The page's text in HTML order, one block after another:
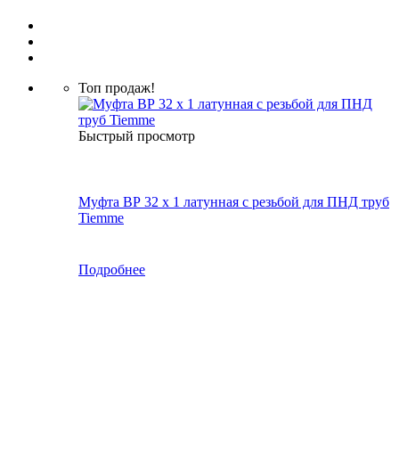
Топ продаж!
Быстрый просмотр
Муфта ВР 32 х 1 латунная с резьбой для ПНД труб
Tiemme
Подробнее